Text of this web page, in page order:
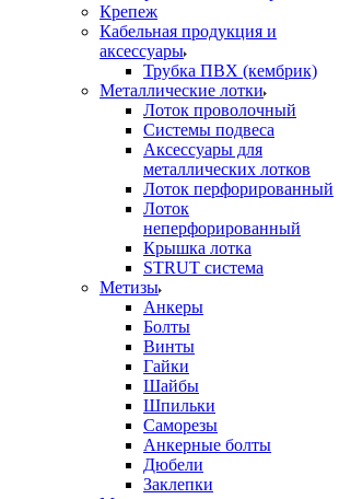
Крепеж
Кабельная продукция и
аксессуары
Трубка ПВХ (кембрик)
Металлические лотки
Лоток проволочный
Системы подвеса
Аксессуары для
металлических лотков
Лоток перфорированный
Лоток
неперфорированный
Крышка лотка
STRUT система
Метизы
Анкеры
Болты
Винты
Гайки
Шайбы
Шпильки
Саморезы
Анкерные болты
Дюбели
Заклепки